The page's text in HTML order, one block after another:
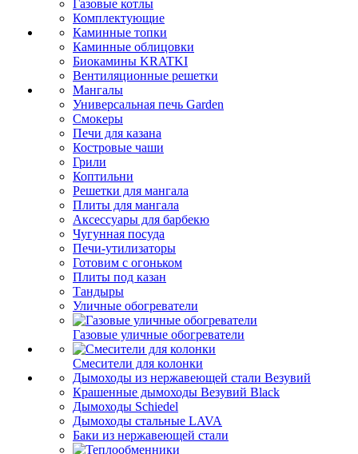
Газовые котлы
Комплектующие
Каминные топки
Каминные облицовки
Биокамины KRATKI
Вентиляционные решетки
Мангалы
Универсальная печь Garden
Смокеры
Печи для казана
Костровые чаши
Грили
Коптильни
Решетки для мангала
Плиты для мангала
Аксессуары для барбекю
Чугунная посуда
Печи-утилизаторы
Готовим с огоньком
Плиты под казан
Тандыры
Уличные обогреватели
Газовые уличные обогреватели
Смесители для колонки
Дымоходы из нержавеющей стали Везувий
Крашенные дымоходы Везувий Black
Дымоходы Schiedel
Дымоходы стальные LAVA
Баки из нержавеющей стали